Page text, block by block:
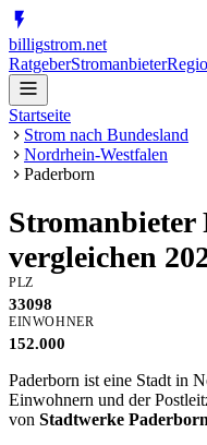
billigstrom.net
RatgeberStromanbieter
Startseite
Strom nach Bundesland
Nordrhein-Westfalen
Paderborn
Stromanbieter
vergleichen
PLZ
33098
EINWOHNER
152.000
Paderborn ist eine Stadt in
Einwohnern und der
von Stadtwerke Paderborn